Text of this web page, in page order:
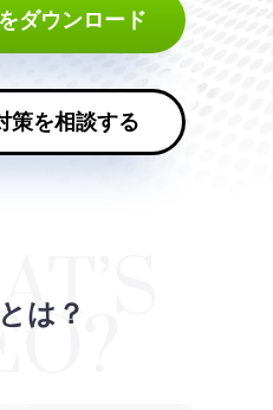
ダウンロード
策を相談する
は？